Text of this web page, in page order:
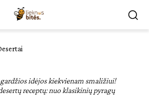
idėjos kiekvienam smaližiui!
receptų: nuo klasikinių pyragų